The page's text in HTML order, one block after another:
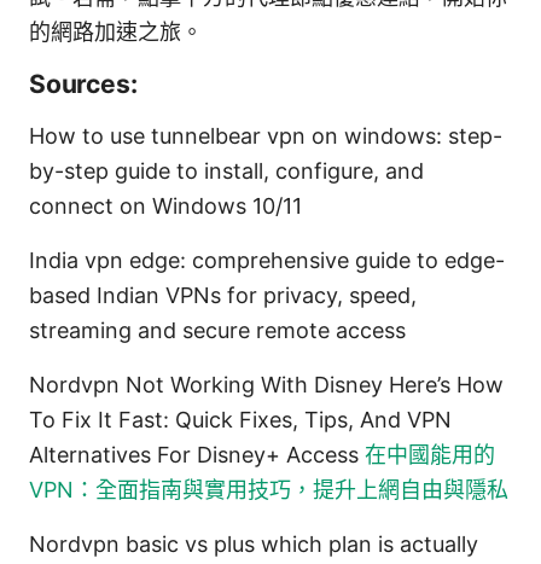
的網路加速之旅。
Sources:
How to use tunnelbear vpn on windows: step-
by-step guide to install, configure, and
connect on Windows 10/11
India vpn edge: comprehensive guide to edge-
based Indian VPNs for privacy, speed,
streaming and secure remote access
Nordvpn Not Working With Disney Here’s How
To Fix It Fast: Quick Fixes, Tips, And VPN
Alternatives For Disney+ Access 在中國能用的
VPN：全面指南與實用技巧，提升上網自由與隱私
Nordvpn basic vs plus which plan is actually